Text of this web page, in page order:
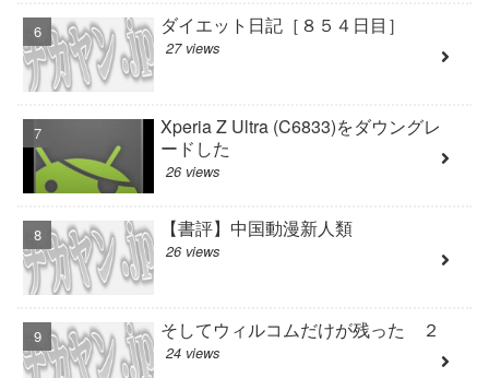
ダイエット日記［８５４日目］
27 views
Xperia Z Ultra (C6833)をダウングレ
ードした
26 views
【書評】中国動漫新人類
26 views
そしてウィルコムだけが残った ２
24 views